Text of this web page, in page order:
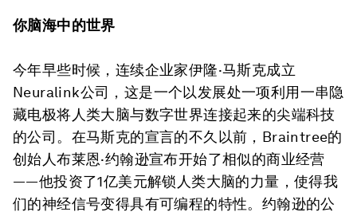
你脑海中的世界
今年早些时候，连续企业家伊隆·马斯克成立
Neuralink公司，这是一个以发展处一项利用一串隐
藏电极将人类大脑与数字世界连接起来的尖端科技
的公司。在马斯克的宣言的不久以前，Braintree的
创始人布莱恩·约翰逊宣布开始了相似的商业经营
——他投资了1亿美元解锁人类大脑的力量，使得我
们的神经信号变得具有可编程的特性。约翰逊的公